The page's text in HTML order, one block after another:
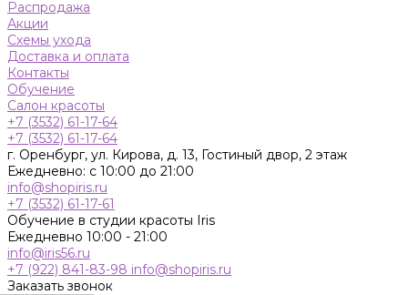
Распродажа
Акции
Схемы ухода
Доставка и оплата
Контакты
Обучение
Салон красоты
+7 (3532) 61-17-64
+7 (3532) 61-17-64
г. Оренбург, ул. Кирова, д. 13, Гостиный двор, 2 этаж
Ежедневно: с 10:00 до 21:00
info@shopiris.ru
+7 (3532) 61-17-61
Обучение в студии красоты Iris
Ежедневно 10:00 - 21:00
info@iris56.ru
+7 (922) 841-83-98 info@shopiris.ru
Заказать звонок